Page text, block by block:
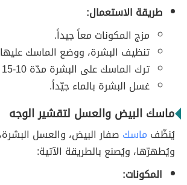
طريقة الاستعمال:
مزج المكونات معاً جيداً.
تنظيف البشرة، ووضع الماسك
ترك الماسك على البشرة مدّة 10-15 دقيقة.
غسل البشرة بالماء جيّداً.
ماسك البيض والعسل لتقشير الوجه
يُنظّف ماسك صفار البيض، والعسل
ويُطهرّها، ويُصنع بالطريقة الآتية:
المكونات: